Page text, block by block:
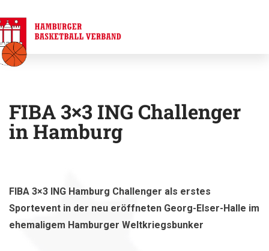
FIBA 3×3 ING Challenger
in Hamburg
FIBA 3×3 ING Hamburg Challenger als erstes
Sportevent in der neu eröffneten Georg-Elser-Halle im
ehemaligem Hamburger Weltkriegsbunker